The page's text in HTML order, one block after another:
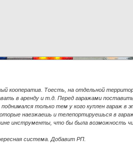
кооператив. Тоесть, на отдельной
в аренду и т.д. Перед гаражами
только тем у кого куплен гараж в
наезжаешь и телепортируешься в
инструменты, что бы была возможность
система. Добавит РП.